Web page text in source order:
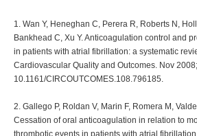
1. Wan Y, Heneghan C, Perera R, Roberts N,
Bankhead C, Xu Y. Anticoagulation control and
in patients with atrial fibrillation: a systematic
Cardiovascular Quality and Outcomes. Nov
10.1161/CIRCOUTCOMES.108.796185.
2. Gallego P, Roldan V, Marin F, Romera M,
Cessation of oral anticoagulation in relation to
thrombotic events in patients with atrial